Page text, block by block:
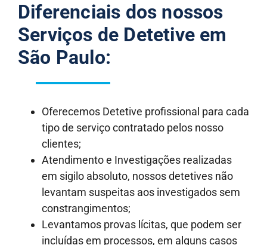
Diferenciais dos nossos
Serviços de Detetive em
São Paulo:
Oferecemos Detetive profissional para cada
tipo de serviço contratado pelos nosso
clientes;
Atendimento e Investigações realizadas
em sigilo absoluto, nossos detetives não
levantam suspeitas aos investigados sem
constrangimentos;
Levantamos provas lícitas, que podem ser
incluídas em processos, em alguns casos